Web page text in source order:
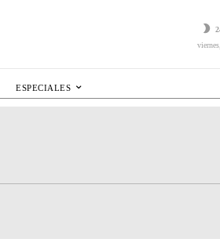
ESPECIALES